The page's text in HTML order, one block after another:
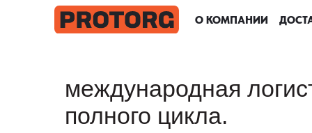
О КОМПАНИИ
О КОМПАНИИ
международная
полного цикла.
О КОМПАНИИ
О КОМПАНИИ